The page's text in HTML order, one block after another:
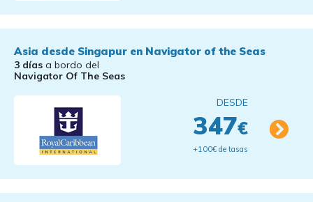
Asia desde Singapur en Navigator of the Seas
3 días a bordo del
Navigator Of The Seas
DESDE
347€
+100€ de tasas